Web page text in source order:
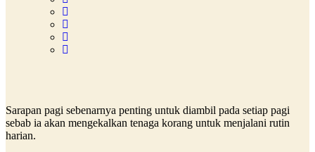
Sarapan pagi sebenarnya penting untuk diambil pada setiap pagi
sebab ia akan mengekalkan tenaga korang untuk menjalani rutin
harian.